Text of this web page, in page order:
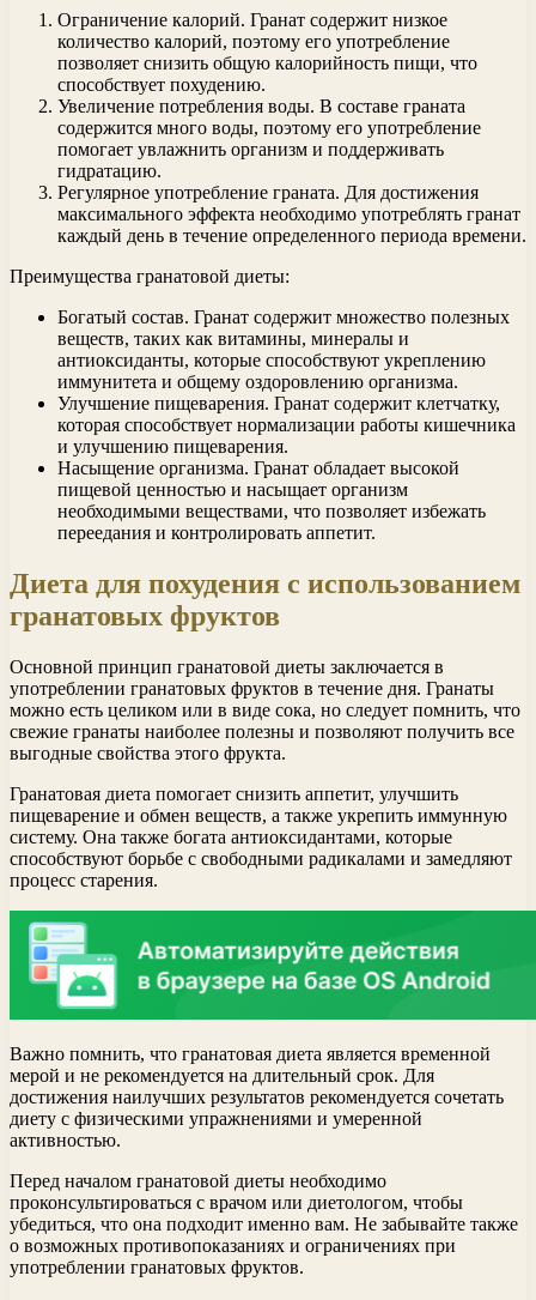
Ограничение калорий. Гранат содержит низкое
количество калорий, поэтому его употребление
позволяет снизить общую калорийность пищи, что
способствует похудению.
Увеличение потребления воды. В составе граната
содержится много воды, поэтому его употребление
помогает увлажнить организм и поддерживать
гидратацию.
Регулярное употребление граната. Для достижения
максимального эффекта необходимо употреблять гранат
каждый день в течение определенного периода времени.
Преимущества гранатовой диеты:
Богатый состав. Гранат содержит множество полезных
веществ, таких как витамины, минералы и
антиоксиданты, которые способствуют укреплению
иммунитета и общему оздоровлению организма.
Улучшение пищеварения. Гранат содержит клетчатку,
которая способствует нормализации работы кишечника
и улучшению пищеварения.
Насыщение организма. Гранат обладает высокой
пищевой ценностью и насыщает организм
необходимыми веществами, что позволяет избежать
переедания и контролировать аппетит.
Диета для похудения с использованием
гранатовых фруктов
Основной принцип гранатовой диеты заключается в
употреблении гранатовых фруктов в течение дня. Гранаты
можно есть целиком или в виде сока, но следует помнить, что
свежие гранаты наиболее полезны и позволяют получить все
выгодные свойства этого фрукта.
Гранатовая диета помогает снизить аппетит, улучшить
пищеварение и обмен веществ, а также укрепить иммунную
систему. Она также богата антиоксидантами, которые
способствуют борьбе с свободными радикалами и замедляют
процесс старения.
Важно помнить, что гранатовая диета является временной
мерой и не рекомендуется на длительный срок. Для
достижения наилучших результатов рекомендуется сочетать
диету с физическими упражнениями и умеренной
активностью.
Перед началом гранатовой диеты необходимо
проконсультироваться с врачом или диетологом, чтобы
убедиться, что она подходит именно вам. Не забывайте также
о возможных противопоказаниях и ограничениях при
употреблении гранатовых фруктов.